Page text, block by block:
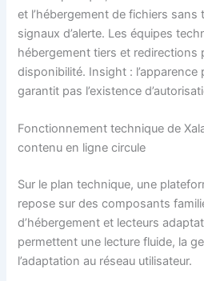
et l’hébergement de fichiers sans
signaux d’alerte. Les équipes
hébergement tiers et redirections
disponibilité. Insight :
garantit pas l’existence
Fonctionnement technique de
contenu en ligne circule
Sur le plan technique, une
repose sur des composants
d’hébergement et lecteurs
permettent une lecture fluide, la
l’adaptation au réseau utilisateur.